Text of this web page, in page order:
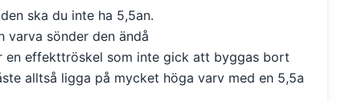
ska du inte ha 5,5an.
varva sönder den ändå
en effekttröskel som inte gick att byggas bort
alltså ligga på mycket höga varv med en 5,5a